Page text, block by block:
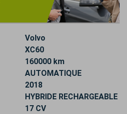
Volvo
XC60
160000 km
AUTOMATIQUE
2018
HYBRIDE RECHARGEABLE
17 CV